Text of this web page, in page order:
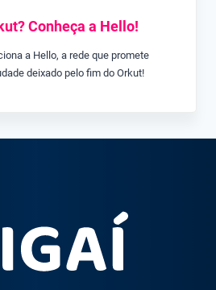
Conheça a Hello!
a Hello, a rede que promete
deixado pelo fim do Orkut!